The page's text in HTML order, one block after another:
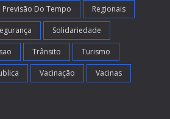
Previsão Do Tempo Regionais
Solidariedade
Trânsito Turismo
Vacinação Vacinas